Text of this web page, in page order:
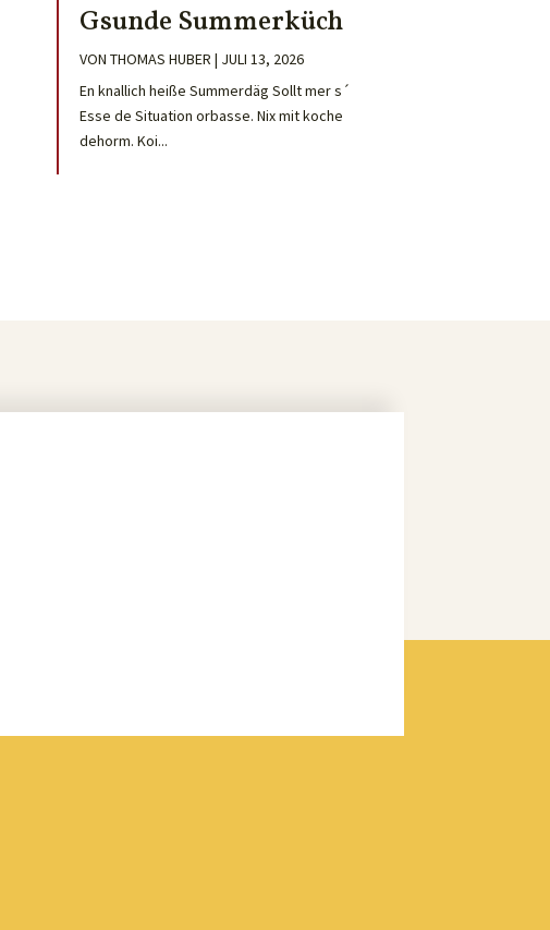
Gsunde Summerküch
VON THOMAS HUBER | JULI 13, 2026
En knallich heiße Summerdäg Sollt mer s´
Esse de Situation orbasse. Nix mit koche
dehorm. Koi...